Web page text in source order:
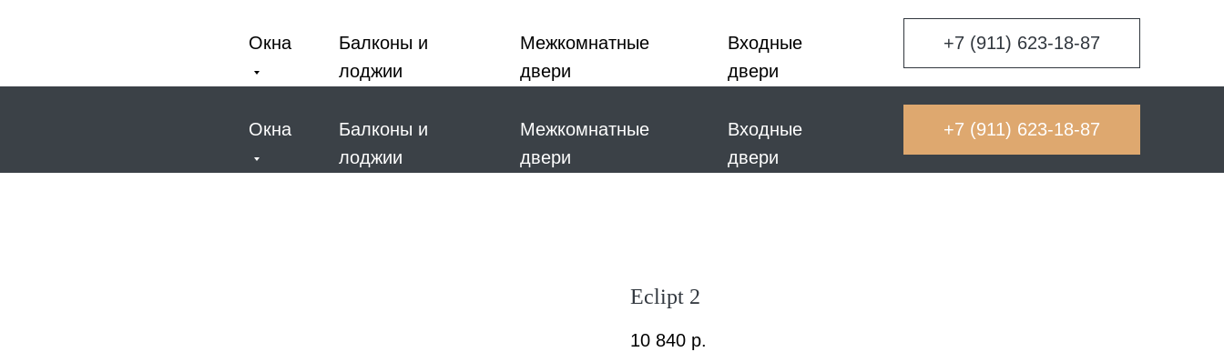
+7 (911) 623-18-87
Окна
Балконы и
лоджии
Межкомнатные
двери
Входные
двери
+7 (911) 623-18-87
Окна
Балконы и
лоджии
Межкомнатные
двери
Входные
двери
Eclipt 2
10 840 р.